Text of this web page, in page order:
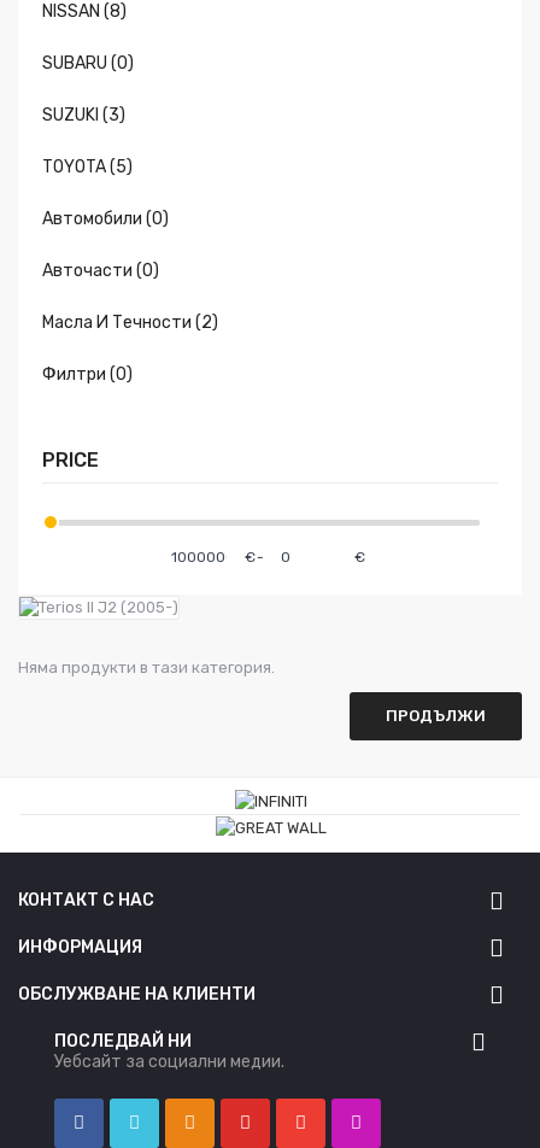
PRICE
€- €
NISSAN (8)
SUBARU (0)
SUZUKI (3)
TOYOTA (5)
Автомобили (0)
Авточасти (0)
Масла И Течности (2)
Филтри (0)
Няма продукти в тази категория.
ПРОДЪЛЖИ
КОНТАКТ С НАС
ИНФОРМАЦИЯ
ОБСЛУЖВАНЕ НА КЛИЕНТИ
ПОСЛЕДВАЙ НИ
Уебсайт за социални медии.